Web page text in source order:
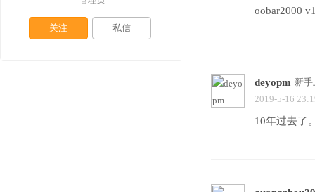
oobar2000
deyopm 新
2019-5-16
10年过去了
关注 私信